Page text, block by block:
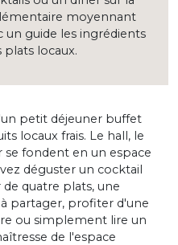
moyennant
guide les ingrédients
plats locaux.
petit déjeuner buffet
locaux frais. Le hall, le
se fondent en un espace
déguster un cocktail
quatre plats, une
partager, profiter d'une
ou simplement lire un
de l'espace